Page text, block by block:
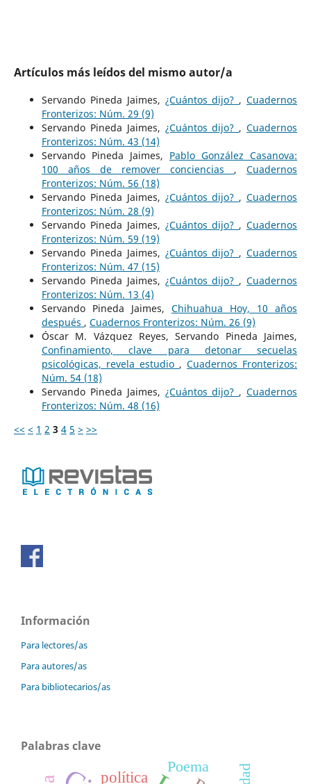
Artículos más leídos del mismo autor/a
Servando Pineda Jaimes, ¿Cuántos dijo? ,Cuadernos
Fronterizos: Núm. 29 (9)
Servando Pineda Jaimes, ¿Cuántos dijo? ,Cuadernos
Fronterizos: Núm. 43 (14)
Servando Pineda Jaimes, Pablo González Casanova:
100 años de remover conciencias ,Cuadernos
Fronterizos: Núm. 56 (18)
Servando Pineda Jaimes, ¿Cuántos dijo? ,Cuadernos
Fronterizos: Núm. 28 (9)
Servando Pineda Jaimes, ¿Cuántos dijo? ,Cuadernos
Fronterizos: Núm. 59 (19)
Servando Pineda Jaimes, ¿Cuántos dijo? ,Cuadernos
Fronterizos: Núm. 47 (15)
Servando Pineda Jaimes, ¿Cuántos dijo? ,Cuadernos
Fronterizos: Núm. 13 (4)
Servando Pineda Jaimes, Chihuahua Hoy, 10 años
después , Cuadernos Fronterizos: Núm. 26 (9)
Óscar M. Vázquez Reyes, Servando Pineda Jaimes,
Confinamiento, clave para detonar secuelas
psicológicas, revela estudio ,Cuadernos Fronterizos:
Núm. 54 (18)
Servando Pineda Jaimes, ¿Cuántos dijo? ,Cuadernos
Fronterizos: Núm. 48 (16)
<< < 1 2 3 4 5 > >>
Información
Para lectores/as
Para autores/as
Para bibliotecarios/as
Palabras clave
política
Poema